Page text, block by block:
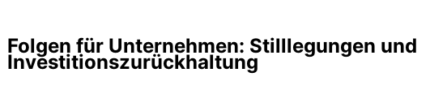
Folgen für Unternehmen: Stilllegungen und
Investitionszurückhaltung